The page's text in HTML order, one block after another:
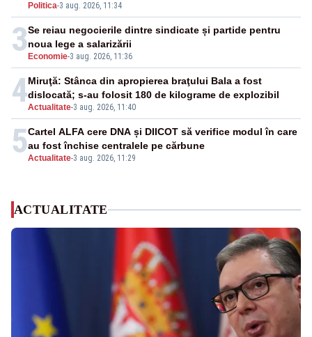
Politica-3 aug. 2026, 11:34
3 Economie-3 aug. 2026, 11:36
Se reiau negocierile dintre sindicate și partide pentru
noua lege a salarizării
4Actualitate-3 aug. 2026, 11:40
Miruţă: Stânca din apropierea braţului Bala a fost
dislocată; s-au folosit 180 de kilograme de explozibil
5Actualitate-3 aug. 2026, 11:29
Cartel ALFA cere DNA și DIICOT să verifice modul în care
au fost închise centralele pe cărbune
ACTUALITATE